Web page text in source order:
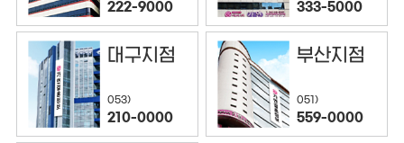
222-9000 333-5000
대구지점
053)
210-0000
부산지점
051)
559-0000